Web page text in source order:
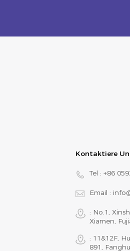
Kontaktiere
Tel : +86
Email :
: No.1,
Xiamen,
: 11&12F,
891,